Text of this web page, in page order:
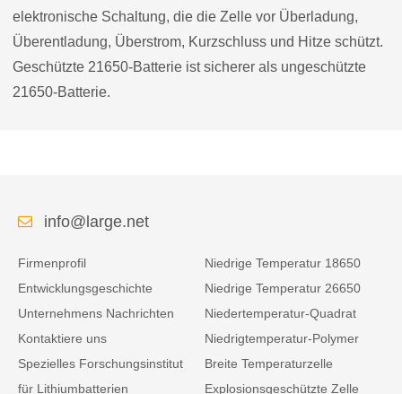
elektronische Schaltung, die die Zelle vor Überladung,
Überentladung, Überstrom, Kurzschluss und Hitze schützt.
Geschützte 21650-Batterie ist sicherer als ungeschützte
21650-Batterie.
info@large.net
Firmenprofil
Entwicklungsgeschichte
Unternehmens Nachrichten
Kontaktiere uns
Spezielles Forschungsinstitut
für Lithiumbatterien
Niedrige Temperatur 18650
Niedrige Temperatur 26650
Niedertemperatur-Quadrat
Niedrigtemperatur-Polymer
Breite Temperaturzelle
Explosionsgeschützte Zelle